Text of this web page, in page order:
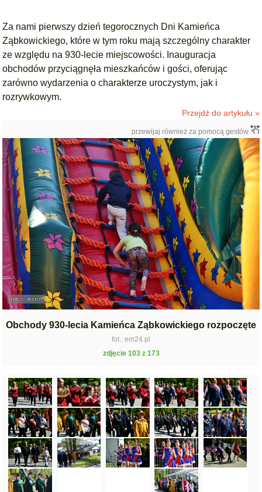
Za nami pierwszy dzień tegorocznych Dni Kamieńca
Ząbkowickiego, które w tym roku mają szczególny charakter
ze względu na 930-lecie miejscowości. Inauguracja
obchodów przyciągnęła mieszkańców i gości, oferując
zarówno wydarzenia o charakterze uroczystym, jak i
rozrywkowym.
Przejdź do artykułu »
przewijaj również za pomocą gestów
Obchody 930-lecia Kamieńca Ząbkowickiego rozpoczęte
fot.: em24.pl
zdjęcie 103 z 173